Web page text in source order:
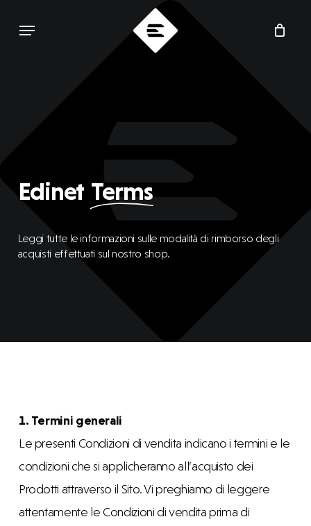
Menu
Edinet Terms
Leggi tutte le informazioni sulle modalità di rimborso degli
acquisti effettuati sul nostro shop.
1. Termini generali
Le presenti Condizioni di vendita indicano i termini e le
condizioni che si applicheranno all’acquisto dei
Prodotti attraverso il Sito. Vi preghiamo di leggere
attentamente le Condizioni di vendita prima di